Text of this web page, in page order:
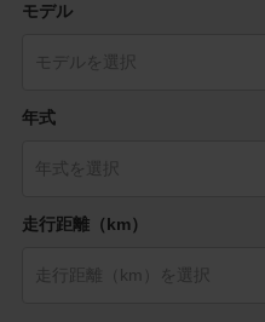
モデル
年式
走行距離（km）